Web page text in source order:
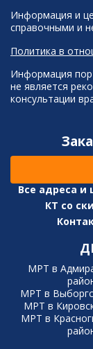
Информация и
справочными и
Политика в
Информация
не является
консультации
Все адреса
КТ со
МРТ в
МРТ в
МРТ в
МРТ в